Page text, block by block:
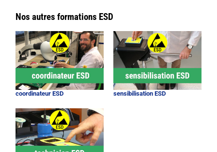
Nos autres formations ESD
coordinateur ESD sensibilisation ESD